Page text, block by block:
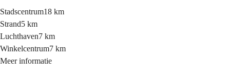
Stadscentrum18 km
Strand5 km
Luchthaven7 km
Winkelcentrum7 km
Meer informatie